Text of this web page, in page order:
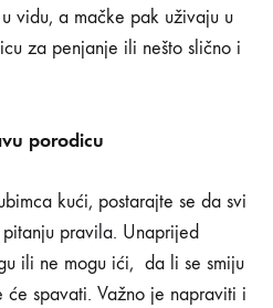
vidu, a mačke pak uživaju u
za penjanje ili nešto slično i
porodicu
kući, postarajte se da svi
pravila. Unaprijed
ili ne mogu ići, da li se smiju
spavati. Važno je napraviti i